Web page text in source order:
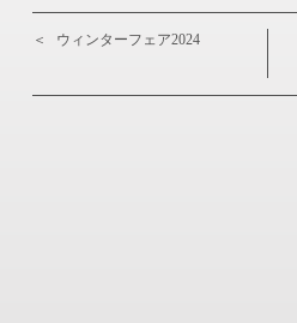
＜ ウィンターフェア2024